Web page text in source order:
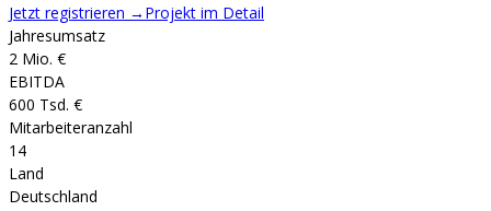
Jetzt registrieren → Projekt im Detail
Jahresumsatz
2 Mio. €
EBITDA
600 Tsd. €
Mitarbeiteranzahl
14
Land
Deutschland